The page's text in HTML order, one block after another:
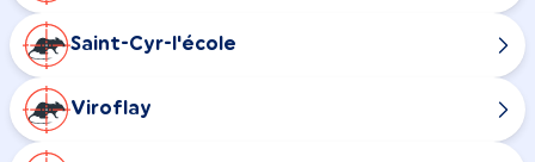
Saint-Cyr-l'école
Viroflay